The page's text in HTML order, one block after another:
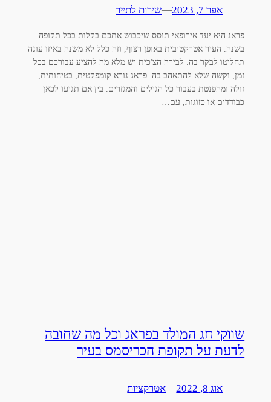
אפר 7, 2023 —שירות לתייר
פראג היא יעד אירופאי תוסס שיכבוש אתכם בקלות בכל תקופה
בשנה. העיר אטרקטיבית באופן רצוף, וזה כלל לא משנה באיזו עונה
תחליטו לבקר בה. לבירה הצ'כית יש מלא מה להציע עבורכם בכל
זמן, וקשה שלא להתאהב בה. פראג נורא קומפקטית, בטיחותית,
זולה ומהפנטת בעבור כל הגילים והמגזרים. בין אם תגיעו לכאן
כבודדים או כזוגות, עם…
שווקי חג המולד בפראג וכל מה שחובה
לדעת על תקופת הכריסמס בעיר
אוג 8, 2022 —אטרקציות